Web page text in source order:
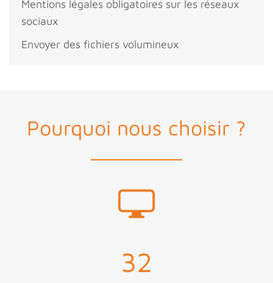
Mentions légales obligatoires sur les réseaux
sociaux
Envoyer des fichiers volumineux
Pourquoi nous choisir ?
32